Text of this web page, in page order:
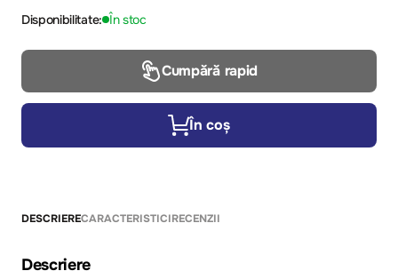
Disponibilitate: În stoc
Cumpără rapid
În coș
DESCRIERECARACTERISTICIRECENZII
Descriere